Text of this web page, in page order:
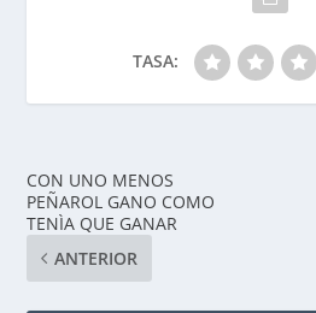
TASA:
CON UNO MENOS
PEÑAROL GANO COMO
TENÌA QUE GANAR
ANTERIOR